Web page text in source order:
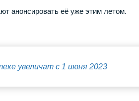
анонсировать её уже этим летом.
увеличат с 1 июня 2023